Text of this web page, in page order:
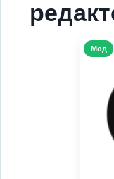
Мод